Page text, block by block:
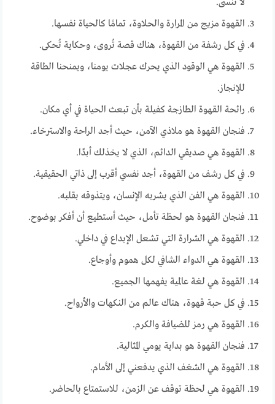
لا تُنسى.
القهوة مزيج من المرارة والحلاوة، تمامًا كالحياة نفسها.
في كل رشفة من القهوة، هناك قصة تُروى، وحكاية تُحكى.
القهوة هي الوقود الذي يحرك عجلات يومنا، ويمنحنا الطاقة
للإنجاز.
رائحة القهوة الطازجة كفيلة بأن تبعث الحياة في أي مكان.
فنجان القهوة هو ملاذي الآمن، حيث أجد الراحة والاسترخاء.
القهوة هي صديقي الدائم، الذي لا يخذلك أبدًا.
في كل رشف من القهوة، أجد نفسي أقرب إلى ذاتي الحقيقية.
القهوة هي الفن الذي يشربه الإنسان، ويتذوقه بقلبه.
فنجان القهوة هو لحظة تأمل، حيث أستطيع أن أفكر بوضوح.
القهوة هي الشرارة التي تشعل الإبداع في داخلي.
القهوة هي الدواء الشافي لكل هموم وأوجاع.
القهوة هي لغة عالمية يفهمها الجميع.
في كل حبة قهوة، هناك عالم من النكهات والأرواح.
القهوة هي رمز للضيافة والكرم.
فنجان القهوة هو بداية يومي المثالية.
القهوة هي الشغف الذي يدفعني إلى الأمام.
القهوة هي لحظة توقف عن الزمن، للاستمتاع بالحاضر.